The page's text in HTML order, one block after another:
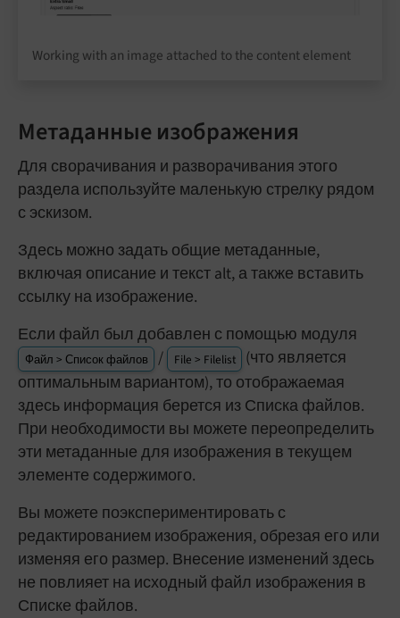
Working with an image attached to the content element
Метаданные изображения
Для сворачивания и разворачивания этого
раздела используйте маленькую стрелку рядом
с эскизом.
Здесь можно задать общие метаданные,
включая описание и текст alt, а также вставить
ссылку на изображение.
Если файл был добавлен с помощью модуля
Файл > Список файлов / File > Filelist
(что является
оптимальным вариантом), то отображаемая
здесь информация берется из Списка файлов.
При необходимости вы можете переопределить
эти метаданные для изображения в текущем
элементе содержимого.
Вы можете поэкспериментировать с
редактированием изображения, обрезая его или
изменяя его размер. Внесение изменений здесь
не повлияет на исходный файл изображения в
Списке файлов.